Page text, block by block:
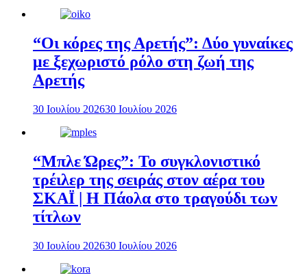
“Οι κόρες της Αρετής”: Δύο γυναίκες
με ξεχωριστό ρόλο στη ζωή της
Αρετής
30 Ιουλίου 202630 Ιουλίου 2026
“Μπλε Ώρες”: Το συγκλονιστικό
τρέιλερ της σειράς στον αέρα του
ΣΚΑΪ | Η Πάολα στο τραγούδι των
τίτλων
30 Ιουλίου 202630 Ιουλίου 2026